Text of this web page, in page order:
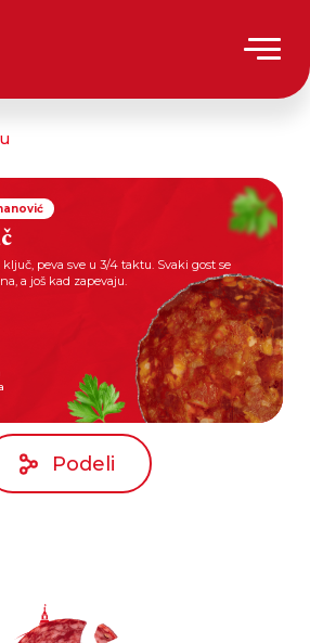
peva sve u 3/4 taktu. Svaki gost se
a još kad zapevaju.
Podeli